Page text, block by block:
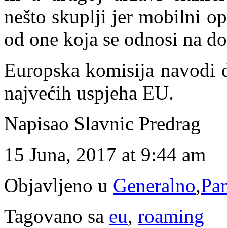
nešto skuplji jer mobilni
od one koja se odnosi na
Europska komisija navodi
najvećih uspjeha EU.
Napisao Slavnic Predrag
15 Juna, 2017 at 9:44 am
Objavljeno u Generalno,
Tagovano sa eu, roaming